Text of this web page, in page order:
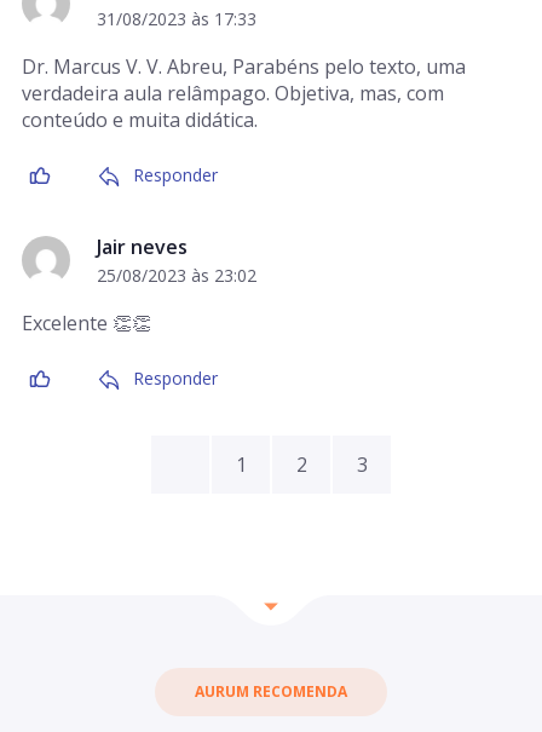
31/08/2023 às 17:33
Dr. Marcus V. V. Abreu, Parabéns pelo texto, uma
verdadeira aula relâmpago. Objetiva, mas, com
conteúdo e muita didática.
Responder
Jair neves
25/08/2023 às 23:02
Excelente 👏👏
Responder
1 2 3
AURUM RECOMENDA